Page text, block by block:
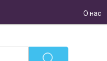
О нас